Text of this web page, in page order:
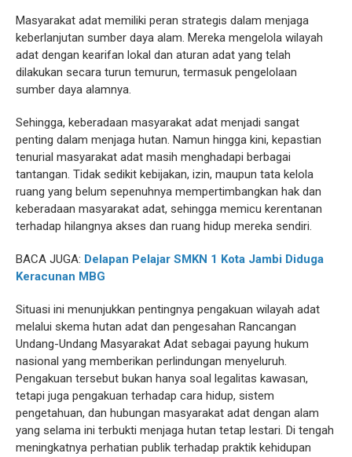
Masyarakat adat memiliki peran strategis dalam menjaga
keberlanjutan sumber daya alam. Mereka mengelola wilayah
adat dengan kearifan lokal dan aturan adat yang telah
dilakukan secara turun temurun, termasuk pengelolaan
sumber daya alamnya.
Sehingga, keberadaan masyarakat adat menjadi sangat
penting dalam menjaga hutan. Namun hingga kini, kepastian
tenurial masyarakat adat masih menghadapi berbagai
tantangan. Tidak sedikit kebijakan, izin, maupun tata kelola
ruang yang belum sepenuhnya mempertimbangkan hak dan
keberadaan masyarakat adat, sehingga memicu kerentanan
terhadap hilangnya akses dan ruang hidup mereka sendiri.
BACA JUGA: Delapan Pelajar SMKN 1 Kota Jambi Diduga
Keracunan MBG
Situasi ini menunjukkan pentingnya pengakuan wilayah adat
melalui skema hutan adat dan pengesahan Rancangan
Undang-Undang Masyarakat Adat sebagai payung hukum
nasional yang memberikan perlindungan menyeluruh.
Pengakuan tersebut bukan hanya soal legalitas kawasan,
tetapi juga pengakuan terhadap cara hidup, sistem
pengetahuan, dan hubungan masyarakat adat dengan alam
yang selama ini terbukti menjaga hutan tetap lestari. Di tengah
meningkatnya perhatian publik terhadap praktik kehidupan